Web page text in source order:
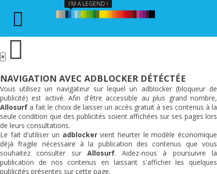
I'M A LEGEND !
×
NAVIGATION AVEC ADBLOCKER DÉTÉCTÉE
Vous utilisez un navigateur sur lequel un adblocker (bloqueur de
publicité) est activé. Afin d'être accessible au plus grand nombre,
Allosurf a fait le choix de laisser un accès gratuit à ses contenus à la
seule condition que des publicités soient affichées sur ses pages lors
de leurs consultations.
Le fait d'utiliser un adblockervient heurter le modèle économique
déjà fragile nécessaire à la publication des contenus que vous
souhaitez consulter sur Allosurf. Aidez-nous à poursuivre la
publication de nos contenus en laissant s'afficher les quelques
publicités présentes sur cette page.